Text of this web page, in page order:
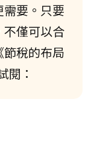
要。只要
僅可以合
稅的布局
閱：